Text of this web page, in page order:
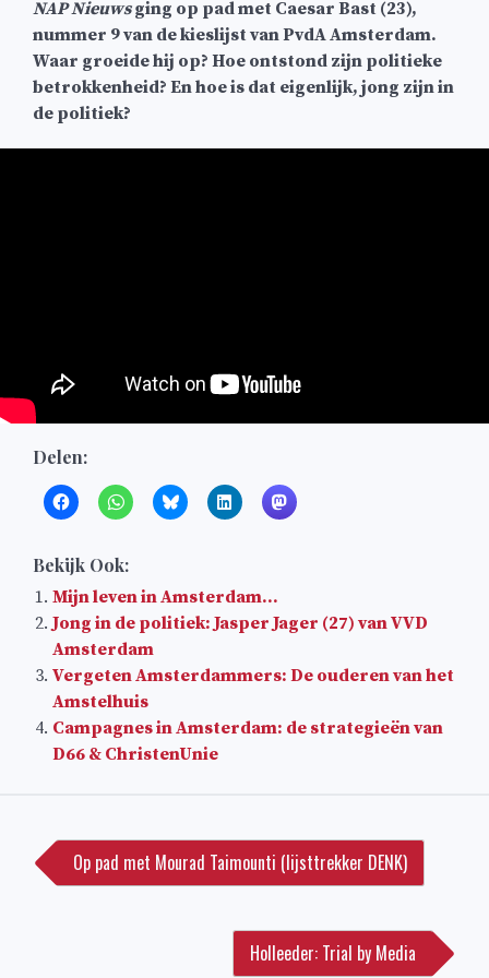
NAP Nieuwsging op pad met Caesar Bast (23),
nummer 9 van de kieslijst van PvdA Amsterdam.
Waar groeide hij op? Hoe ontstond zijn politieke
betrokkenheid? En hoe is dat eigenlijk, jong zijn in
de politiek?
Delen:
Bekijk Ook:
Mijn leven in Amsterdam…
Jong in de politiek: Jasper Jager (27) van VVD
Amsterdam
Vergeten Amsterdammers: De ouderen van het
Amstelhuis
Campagnes in Amsterdam: de strategieën van
D66 & ChristenUnie
navigatie
Op pad met Mourad Taimounti (lijsttrekker DENK)
Holleeder: Trial by Media